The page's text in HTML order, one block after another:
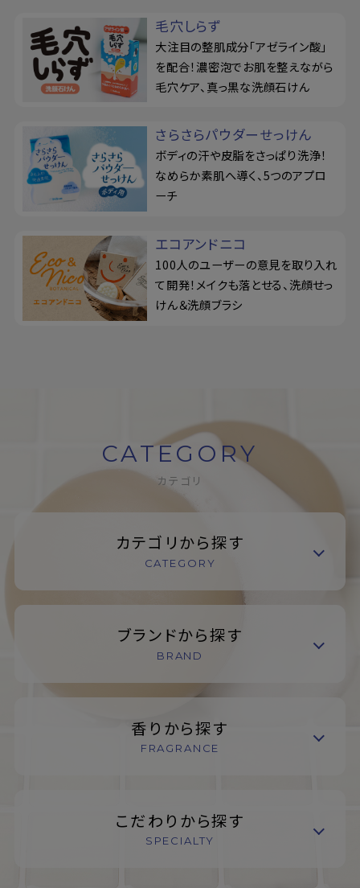
毛穴しらず
大注目の整肌成分「アゼライン酸」
を配合！濃密泡でお肌を整えながら
毛穴ケア、真っ黒な洗顔石けん
さらさらパウダーせっけん
ボディの汗や皮脂をさっぱり洗浄！
なめらか素肌へ導く、5つのアプロ
ーチ
エコアンドニコ
100人のユーザーの意見を取り入れ
て開発！メイクも落とせる、洗顔せっ
けん＆洗顔ブラシ
CATEGORY
カテゴリ
カテゴリから探す
CATEGORY
ブランドから探す
BRAND
香りから探す
FRAGRANCE
こだわりから探す
SPECIALTY